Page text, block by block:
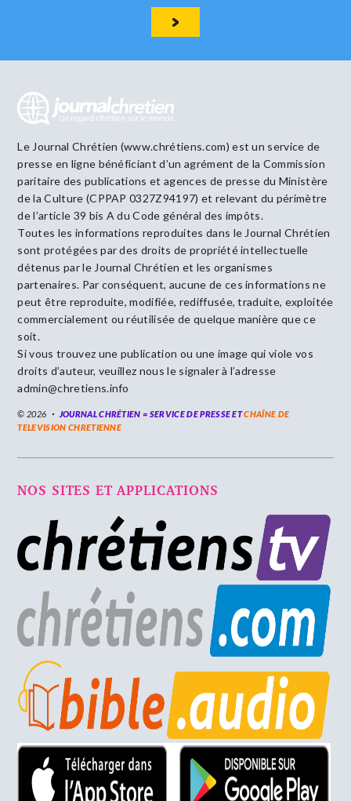
Le Journal Chrétien (www.chrétiens.com) est un service de
presse en ligne bénéficiant d’un agrément de la Commission
paritaire des publications et agences de presse du Ministère
de la Culture (CPPAP 0327Z94197) et relevant du périmètre
de l’article 39 bis A du Code général des impôts.
Toutes les informations reproduites dans le Journal Chrétien
sont protégées par des droits de propriété intellectuelle
détenus par le Journal Chrétien et les organismes
partenaires. Par conséquent, aucune de ces informations ne
peut être reproduite, modifiée, rediffusée, traduite, exploitée
commercialement ou réutilisée de quelque manière que ce
soit.
Si vous trouvez une publication ou une image qui viole vos
droits d’auteur, veuillez nous le signaler à l’adresse
admin@chretiens.info
© 2026 JOURNAL CHRÉTIEN = SERVICE DE PRESSE ETCHAÎNE DE
TELEVISION CHRETIENNE
NOS SITES ET APPLICATIONS